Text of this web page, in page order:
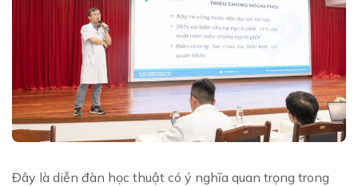
Đây là diễn đàn học thuật có ý nghĩa quan trọng trong